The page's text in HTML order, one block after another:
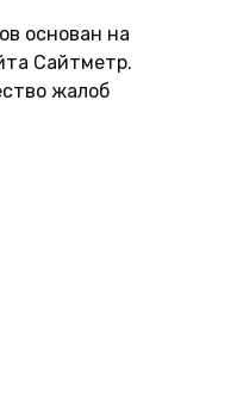
основан на
Сайтметр.
жалоб